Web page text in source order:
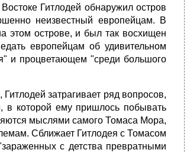
Гитлодей обнаружил остров
неизвестный европейцам. В
этом острове, и был так восхищен
европейцам об удивительном
и процветающем "среди большого
затрагивает ряд вопросов,
в которой ему пришлось побывать
мыслями самого Томаса Мора,
Сближает Гитлодея с Томасом
с детства превратными